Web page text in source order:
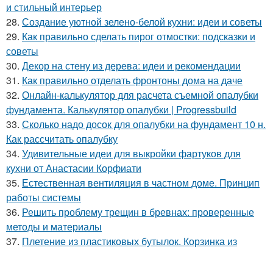
и стильный интерьер
28. Создание уютной зелено-белой кухни: идеи и советы
29. Как правильно сделать пирог отмостки: подсказки и
советы
30. Декор на стену из дерева: идеи и рекомендации
31. Как правильно отделать фронтоны дома на даче
32. Онлайн-калькулятор для расчета съемной опалубки
фундамента. Калькулятор опалубки | Progressbuild
33. Сколько надо досок для опалубки на фундамент 10 н.
Как рассчитать опалубку
34. Удивительные идеи для выкройки фартуков для
кухни от Анастасии Корфиати
35. Естественная вентиляция в частном доме. Принцип
работы системы
36. Решить проблему трещин в бревнах: проверенные
методы и материалы
37. Плетение из пластиковых бутылок. Корзинка из